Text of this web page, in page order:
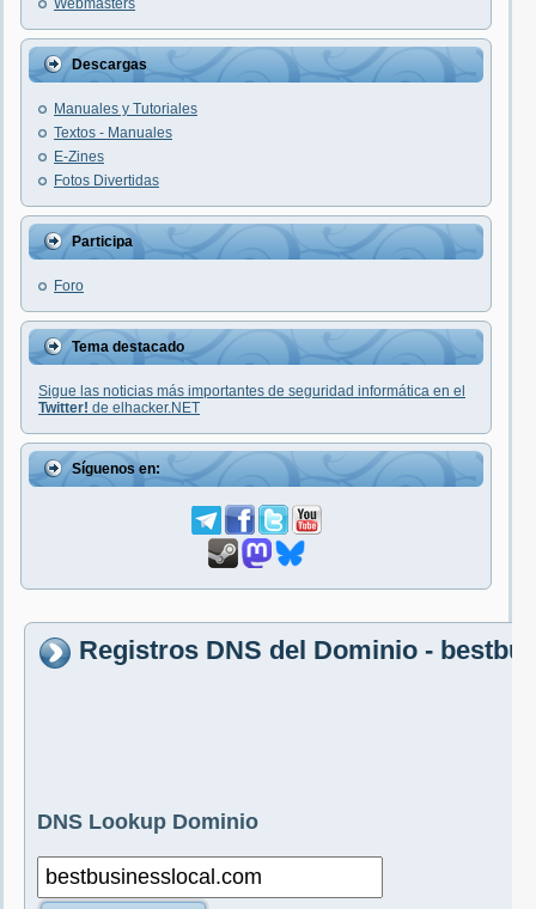
Webmasters
Descargas
Manuales y Tutoriales
Textos - Manuales
E-Zines
Fotos Divertidas
Participa
Foro
Tema destacado
Sigue las noticias más importantes de seguridad informática en el
Twitter! de elhacker.NET
Síguenos en:
Registros DNS del Dominio -
DNS Lookup Dominio